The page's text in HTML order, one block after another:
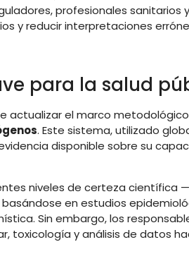
profesionales sanitarios
y reducir interpretaciones
para la salud
actualizar el marco
. Este sistema, utilizado
disponible sobre su
niveles de certeza científica
en estudios
Sin embargo, los
toxicología y análisis de datos